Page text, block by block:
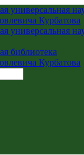
библиотека
Курбатова